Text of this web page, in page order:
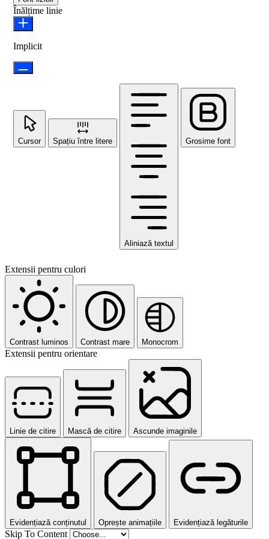
Înălțime linie
Implicit
Cursor Spațiu între litere
Aliniază textul
Grosime font
Extensii pentru culori
Contrast luminos Contrast mare Monocrom
Extensii pentru orientare
Linie de citire Mască de citire Ascunde imaginile
Evidențiază conținutul Oprește animațiile Evidențiază legăturile
Skip To Content